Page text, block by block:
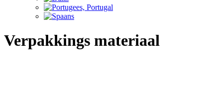
Verpakkings materiaal